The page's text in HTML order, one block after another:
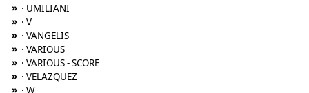
» · UMILIANI
» · V
» · VANGELIS
» · VARIOUS
» · VARIOUS - SCORE
» · VELAZQUEZ
» · W